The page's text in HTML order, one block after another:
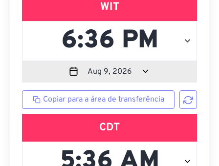
WIT
Copiar para a área de transferência
CDT